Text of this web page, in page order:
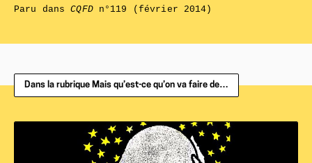
Paru dansCQFDn°119 (février 2014)
Dans la rubrique Mais qu’est-ce qu’on va faire de…